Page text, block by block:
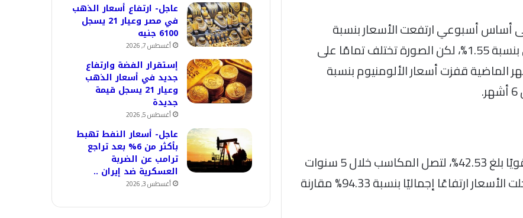
أساس أسبوعي ارتفعت الأسعار بنسبة
1.74%، فيما تراجعت على المستوى الشهري بنسبة 1.55%، لكن الصورة تختلف تمامًا على
الماضية قفزت أسعار الألومنيوم بنسبة
وعلى أساس سنوي، حقق المعدن ارتفاعًا قويًا بلغ 42.53%، لتصل المكاسب خلال 5 سنوات
إلى 44.70%، وبالنظر إلى الذروة التاريخية، سجلت الأسعار ارتفاعًا إجماليًا بنسبة 94.33% مقارنة
عاجل- ارتفاع أسعار الذهب
في مصر وعيار 21 يسجل
6100 جنيه
أغسطس 7, 2026
إستقرار الفضة وارتفاع
جديد في أسعار الذهب
وعيار 21 يسجل قيمة
جديدة
أغسطس 5, 2026
عاجل- أسعار النفط تهبط
بأكثر من 6% بعد تراجع
ترامب عن الضربة
العسكرية ضد إيران ..
أغسطس 3, 2026